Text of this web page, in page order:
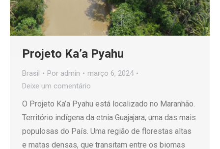
Projeto Ka’a Pyahu
Brasil Por admin
março 6, 2024
Deixe um comentário
O Projeto Ka’a Pyahu está localizado no Maranhão.
Território indígena da etnia Guajajara, uma das mais
populosas do País. Uma região de florestas altas
e matas densas, que transitam entre os biomas